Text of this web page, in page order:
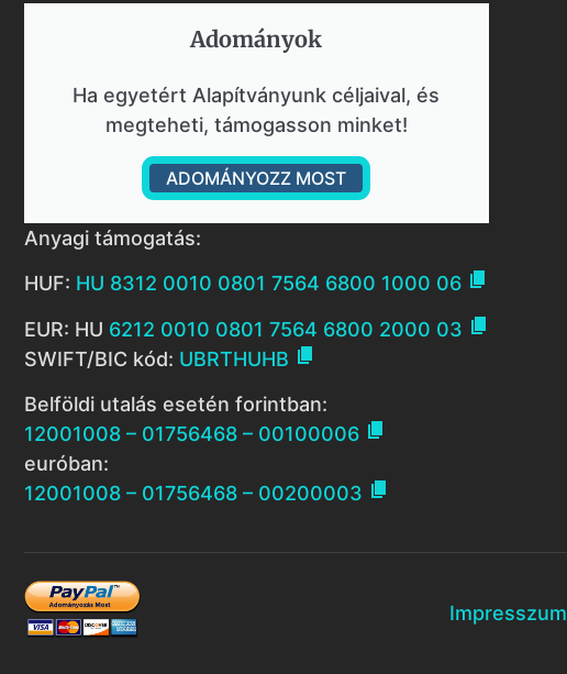
Adományok​
Ha egyetért Alapítványunk céljaival, és
megteheti, támogasson minket!
ADOMÁNYOZZ MOST
Anyagi támogatás:
HUF: HU 8312 0010 0801 7564 6800 1000 06 
EUR: HU 6212 0010 0801 7564 6800 2000 03 
SWIFT/BIC kód: UBRTHUHB 
Belföldi utalás esetén forintban:
12001008 – 01756468 – 00100006 
euróban:
12001008 – 01756468 – 00200003 
Impresszum